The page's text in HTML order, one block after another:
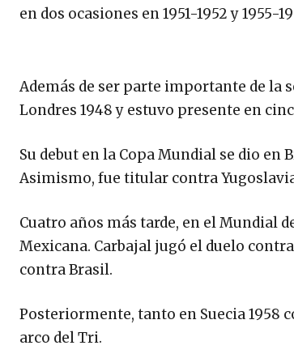
en dos ocasiones en 1951-1952 y 1955-
Además de ser parte importante de la
Londres 1948 y estuvo presente en
Su debut en la Copa Mundial se dio
Asimismo, fue titular contra
Cuatro años más tarde, en el Mundial
Mexicana. Carbajal jugó el duelo
contra Brasil.
Posteriormente, tanto en Suecia 1958
arco del Tri.